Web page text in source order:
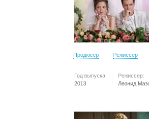
Продюсер Режиссер
Год выпуска:
2013
Режиссер:
Леонид